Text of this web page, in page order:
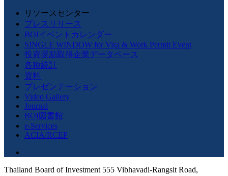
リソースセンター
プレスリリース
BOIイベントカレンダー
SINGLE WINDOW for Visa & Work Permit Event
投資奨励取得企業データベース
各種統計
資料
プレゼンテーション
Video Gallery
Journal
BOI図書館
e-Services
ACIA/RCEP
Thailand Board of Investment 555 Vibhavadi-Rangsit Road,